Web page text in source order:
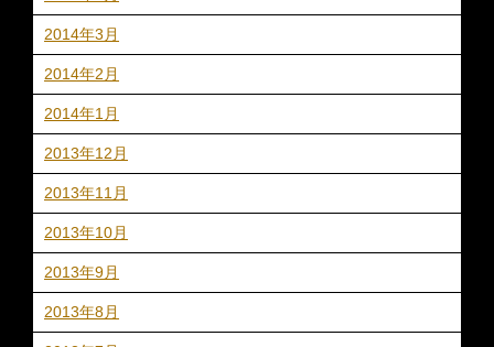
2014年3月
2014年2月
2014年1月
2013年12月
2013年11月
2013年10月
2013年9月
2013年8月